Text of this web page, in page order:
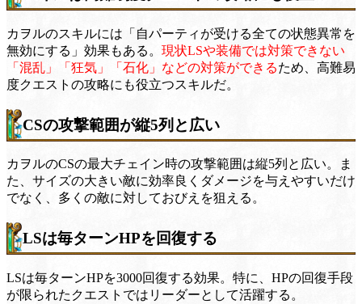
カヲルのスキルには「自パーティが受ける全ての状態異常を
無効にする」効果もある。 現状LSや装備では対策できない
「混乱」「狂気」「石化」などの対策ができるため、高難易
度クエストの攻略にも役立つスキルだ。
CSの攻撃範囲が縦5列と広い
カヲルのCSの最大チェイン時の攻撃範囲は縦5列と広い。ま
た、サイズの大きい敵に効率良くダメージを与えやすいだけ
でなく、多くの敵に対しておびえを狙える。
LSは毎ターンHPを回復する
LSは毎ターンHPを3000回復する効果。特に、HPの回復手段
が限られたクエストではリーダーとして活躍する。